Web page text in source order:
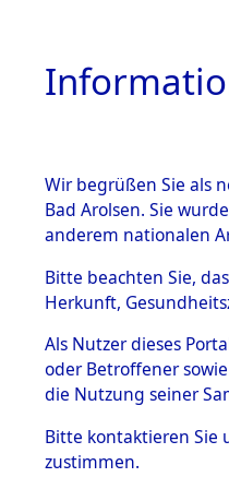
BESTÄNDE
Inhaftierungsdoku
mente
1.2.9 Beim ITS
verwahrte
1.2.9.1
Effekten aus
Wir begrüßen Sie als
Bad Arolsen. Sie
anderem nationalen
Bitte beachten Sie,
Herkunft,
Als Nutzer dieses
oder Betroffener
die Nutzung seiner
Bitte kontaktieren Sie
zustimmen.